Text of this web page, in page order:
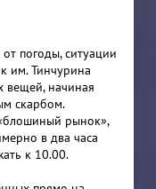
погоды, ситуации
им. Тинчурина
вещей, начиная
скарбом.
рынок»,
в два часа
к 10.00.